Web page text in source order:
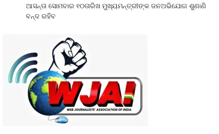
ଆସନ୍ତା ସୋମବାର ୧୦ତାରିଖ ମୁଖ୍ୟମନ୍ତ୍ରୀଙ୍କ ଜନଅଭିଯୋଗ ଶୁଣାଣି
ବନ୍ଦ ରହିବ